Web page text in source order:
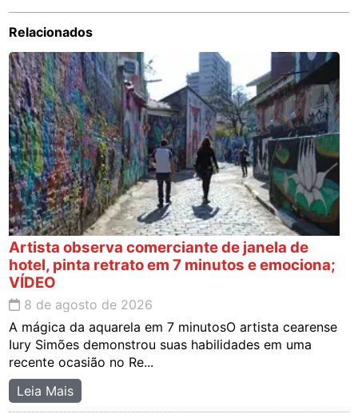
Relacionados
Artista observa comerciante de janela de
hotel, pinta retrato em 7 minutos e emociona;
VÍDEO
8 de agosto de 2026
A mágica da aquarela em 7 minutosO artista cearense
Iury Simões demonstrou suas habilidades em uma
recente ocasião no Re...
Leia Mais